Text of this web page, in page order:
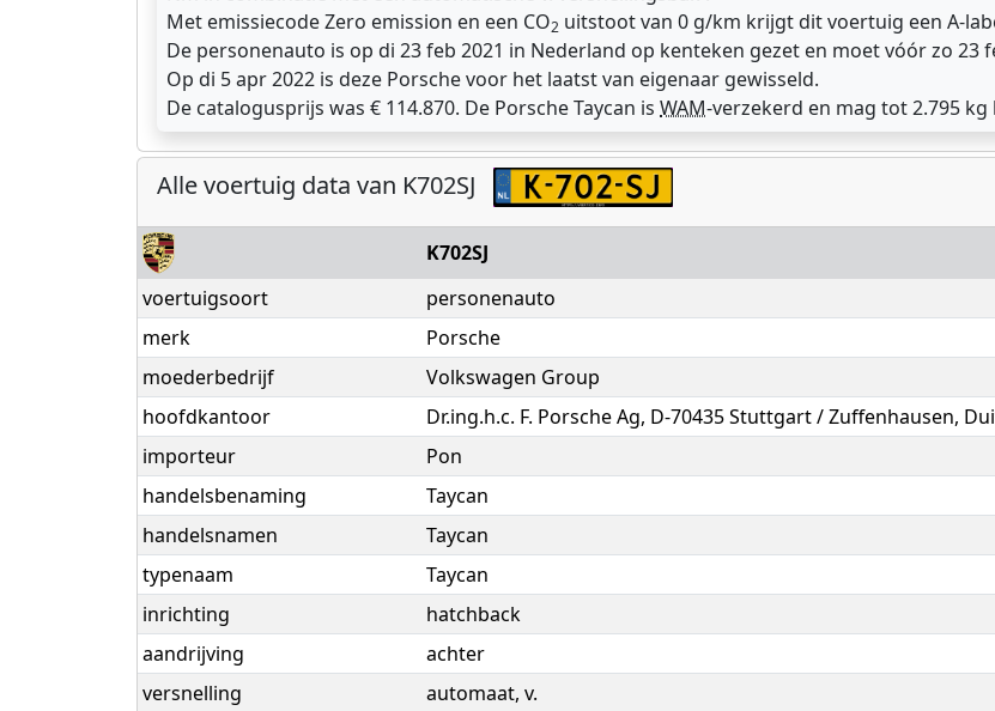
Met emissiecode Zero emission en een CO2 uitstoot van 0 g/km krijgt dit voertuig een A-
De personenauto is op di 23 feb 2021 in Nederland op kenteken gezet en moet vóór zo 23
Op di 5 apr 2022 is deze Porsche voor het laatst van eigenaar gewisseld.
De catalogusprijs was € 114.870. De Porsche Taycan is WAM-verzekerd en mag tot 2.795
Alle voertuig data van K702SJ
K702SJ
voertuigsoort
personenauto
merk
Porsche
moederbedrijf
Volkswagen Group
hoofdkantoor
Dr.ing.h.c. F. Porsche Ag, D-70435 Stuttgart / Zuffenhausen,
importeur
Pon
handelsbenaming
Taycan
handelsnamen
Taycan
typenaam
Taycan
inrichting
hatchback
aandrijving
achter
versnelling
automaat, v.